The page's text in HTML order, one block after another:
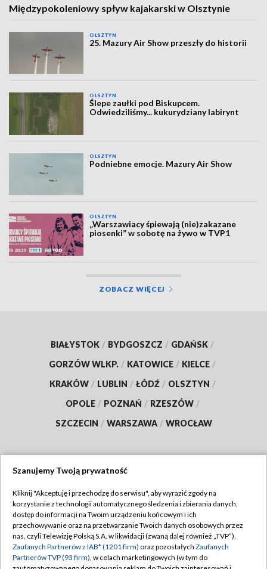
Międzypokoleniowy spływ kajakarski w Olsztynie
OLSZTYN
25. Mazury Air Show przeszły do historii
OLSZTYN
Ślepe zaułki pod Biskupcem.
Odwiedziliśmy... kukurydziany labirynt
OLSZTYN
Podniebne emocje. Mazury Air Show
OLSZTYN
„Warszawiacy śpiewają (nie)zakazane
piosenki” w sobotę na żywo w TVP1
ZOBACZ WIĘCEJ
BIAŁYSTOK / BYDGOSZCZ / GDAŃSK /
GORZÓW WLKP. / KATOWICE / KIELCE /
KRAKÓW / LUBLIN / ŁÓDŹ / OLSZTYN /
OPOLE / POZNAŃ / RZESZÓW /
SZCZECIN / WARSZAWA / WROCŁAW
TVP
Abonament TVP
Emisja w TVP
Centrum informacji TVP
Regulamin TVP
Polityka prywatności
Szanujemy Twoją prywatność
Kliknij "Akceptuję i przechodzę do serwisu", aby wyrazić zgody na
korzystanie z technologii automatycznego śledzenia i zbierania danych,
dostęp do informacji na Twoim urządzeniu końcowym i ich
przechowywanie oraz na przetwarzanie Twoich danych osobowych przez
nas, czyli Telewizję Polską S.A. w likwidacji (zwaną dalej również „TVP”),
Zaufanych Partnerów z IAB* (1201 firm) oraz pozostałych Zaufanych
Partnerów TVP (93 firm), w celach marketingowych (w tym do